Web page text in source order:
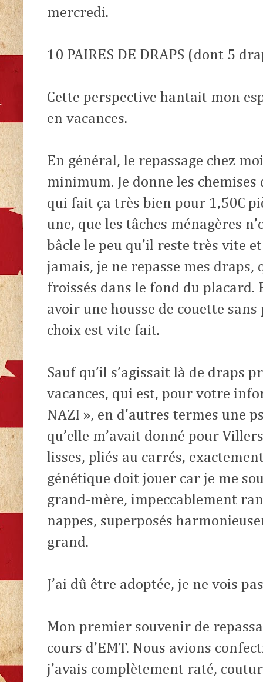
mercredi.
10 PAIRES DE DRAPS (dont 5
Cette perspective hantait mon
en vacances.
En général, le repassage chez
minimum. Je donne les
qui fait ça très bien pour 1,50€
une, que les tâches ménagères
bâcle le peu qu’il reste très vite
jamais, je ne repasse mes draps,
froissés dans le fond du placard.
avoir une housse de couette
choix est vite fait.
Sauf qu’il s’agissait là de draps
vacances, qui est, pour votre
NAZI », en d'autres termes une
qu’elle m’avait donné pour
lisses, pliés au carrés,
génétique doit jouer car je me
grand-mère, impeccablement
nappes, superposés
grand.
J’ai dû être adoptée, je ne vois
Mon premier souvenir de
cours d’EMT. Nous avions
j’avais complètement raté,